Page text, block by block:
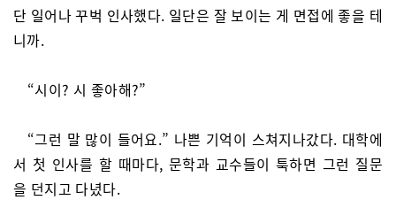
단 일어나 꾸벅 인사했다. 일단은 잘 보이는 게 면접에 좋을 테
니까.
“시이? 시 좋아해?”
“그런 말 많이 들어요.” 나쁜 기억이 스쳐지나갔다. 대학에
서 첫 인사를 할 때마다, 문학과 교수들이 툭하면 그런 질문
을 던지고 다녔다.